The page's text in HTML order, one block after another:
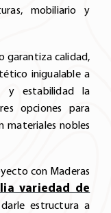
mobiliario y
garantiza calidad,
inigualable a
y estabilidad la
opciones para
materiales nobles
con Maderas
variedad de
estructura a